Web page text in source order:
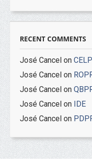
RECENT COMMENTS
José Cancel on CELP
José Cancel on
José Cancel on
José Cancel on IDE
José Cancel on